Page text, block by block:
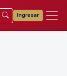
Ingresar